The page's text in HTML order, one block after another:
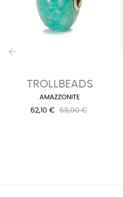
TROLLBEADS
AMAZZONITE
62,10 € 69,00 €